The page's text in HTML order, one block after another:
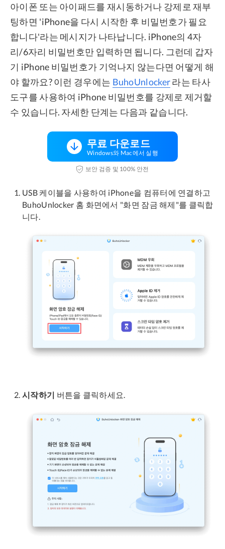
아이폰 또는 아이패드를 재시동하거나 강제로 재부
팅하면 'iPhone을 다시 시작한 후 비밀번호가 필요
합니다'라는 메시지가 나타납니다. iPhone의 4자
리/6자리 비밀번호만 입력하면 됩니다. 그런데 갑자
기 iPhone 비밀번호가 기억나지 않는다면 어떻게 해
야 할까요? 이런 경우에는 BuhoUnlocker라는 타사
도구를 사용하여 iPhone 비밀번호를 강제로 제거할
수 있습니다. 자세한 단계는 다음과 같습니다.
무료 다운로드
Windows와 Mac에서 실행
보안 검증 및 100% 안전
USB 케이블을 사용하여 iPhone을 컴퓨터에 연결하고
BuhoUnlocker 홈 화면에서 "화면 잠금 해제"를 클릭합
니다.
시작하기 버튼을 클릭하세요.